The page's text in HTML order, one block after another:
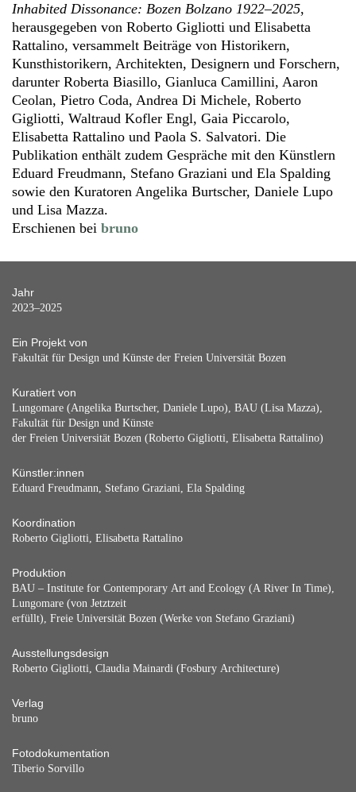
Inhabited Dissonance: Bozen Bolzano 1922–2025,
herausgegeben von Roberto Gigliotti und Elisabetta
Rattalino, versammelt Beiträge von Historikern,
Kunsthistorikern, Architekten, Designern und Forschern,
darunter Roberta Biasillo, Gianluca Camillini, Aaron
Ceolan, Pietro Coda, Andrea Di Michele, Roberto
Gigliotti, Waltraud Kofler Engl, Gaia Piccarolo,
Elisabetta Rattalino und Paola S. Salvatori. Die
Publikation enthält zudem Gespräche mit den Künstlern
Eduard Freudmann, Stefano Graziani und Ela Spalding
sowie den Kuratoren Angelika Burtscher, Daniele Lupo
und Lisa Mazza.
Erschienen bei bruno
Jahr
2023–2025
Ein Projekt von
Fakultät für Design und Künste der Freien Universität Bozen
Kuratiert von
Lungomare (Angelika Burtscher, Daniele Lupo), BAU (Lisa Mazza),
Fakultät für Design und Künste
der Freien Universität Bozen (Roberto Gigliotti, Elisabetta Rattalino)
Künstler:innen
Eduard Freudmann, Stefano Graziani, Ela Spalding
Koordination
Roberto Gigliotti, Elisabetta Rattalino
Produktion
BAU – Institute for Contemporary Art and Ecology (A River In Time),
Lungomare (von Jetztzeit
erfüllt), Freie Universität Bozen (Werke von Stefano Graziani)
Ausstellungsdesign
Roberto Gigliotti, Claudia Mainardi (Fosbury Architecture)
Verlag
bruno
Fotodokumentation
Tiberio Sorvillo